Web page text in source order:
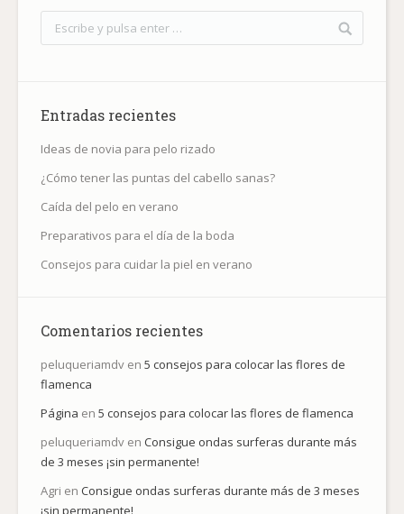
Entradas recientes
Ideas de novia para pelo rizado
¿Cómo tener las puntas del cabello sanas?
Caída del pelo en verano
Preparativos para el día de la boda
Consejos para cuidar la piel en verano
Comentarios recientes
peluqueriamdv en 5 consejos para colocar las flores de
flamenca
Página en 5 consejos para colocar las flores de flamenca
peluqueriamdv en Consigue ondas surferas durante más
de 3 meses ¡sin permanente!
Agri en Consigue ondas surferas durante más de 3 meses
¡sin permanente!